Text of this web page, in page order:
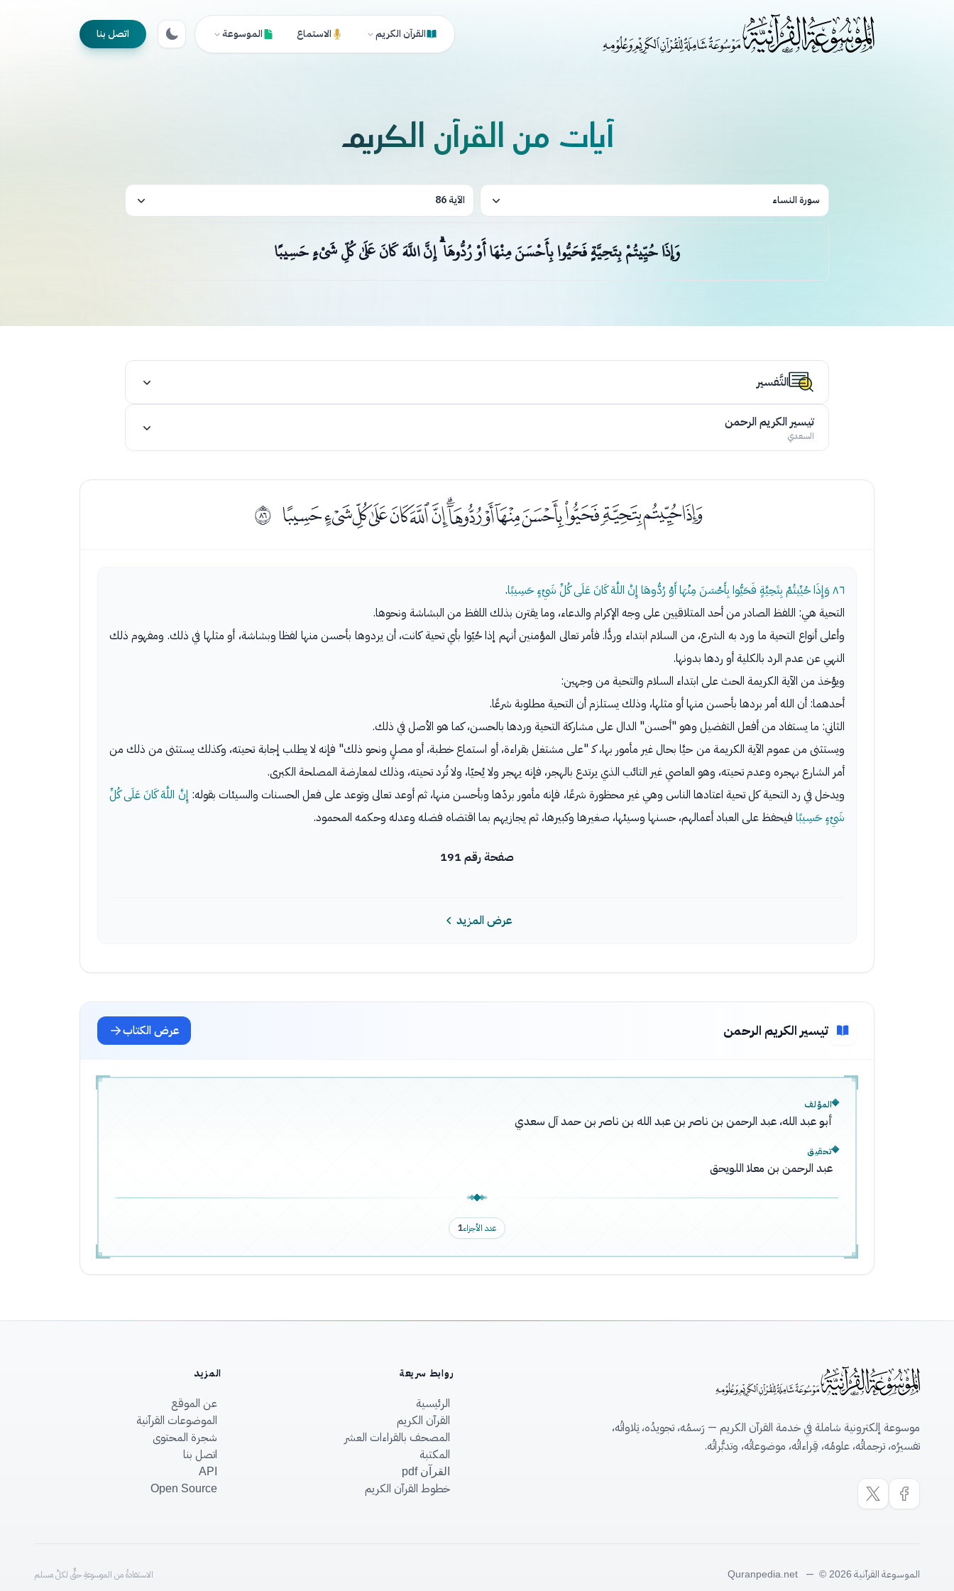
القرآن الكريم الاستماع الموسوعة اتصل بنا
آيات من القرآن الكريم
سورة النساء الآية 86
وَإِذَا حُيِّيتُمْ بِتَحِيَّةٍ فَحَيُّوا بِأَحْسَنَ مِنْهَا أَوْ رُدُّوهَا ۗ إِنَّ اللَّهَ كَانَ عَلَىٰ كُلِّ شَيْءٍ حَسِيبًا
التَّفسير
تيسير الكريم الرحمن
السعدي
ﯿﰀﰁﰂﰃﰄﰅﰆﰇﰈﰉﰊﰋﰌﰍﰎ ﱕ
٨٦ وَإِذَا حُيِّيتُمْ بِتَحِيَّةٍ فَحَيُّوا بِأَحْسَنَ مِنْهَا أَوْ رُدُّوهَا إِنَّ اللَّهَ كَانَ عَلَى كُلِّ شَيْءٍ حَسِيبًا.
التحية هي: اللفظ الصادر من أحد المتلاقيين على وجه الإكرام والدعاء، وما يقترن بذلك اللفظ من البشاشة ونحوها.
وأعلى أنواع التحية ما ورد به الشرع، من السلام ابتداء وردًّا. فأمر تعالى المؤمنين أنهم إذا حُيّوا بأي تحية كانت، أن يردوها بأحسن منها لفظا وبشاشة، أو مثلها في ذلك. ومفهوم ذلك
النهي عن عدم الرد بالكلية أو ردها بدونها.
ويؤخذ من الآية الكريمة الحث على ابتداء السلام والتحية من وجهين:
أحدهما: أن الله أمر بردها بأحسن منها أو مثلها، وذلك يستلزم أن التحية مطلوبة شرعًا.
الثاني: ما يستفاد من أفعل التفضيل وهو "أحسن" الدال على مشاركة التحية وردها بالحسن، كما هو الأصل في ذلك.
ويستثنى من عموم الآية الكريمة من حيَّا بحال غير مأمور بها، كـ "على مشتغل بقراءة، أو استماع خطبة، أو مصلٍ ونحو ذلك" فإنه لا يطلب إجابة تحيته، وكذلك يستثنى من ذلك من
أمر الشارع بهجره وعدم تحيته، وهو العاصي غير التائب الذي يرتدع بالهجر، فإنه يهجر ولا يُحيّا، ولا تُرد تحيته، وذلك لمعارضة المصلحة الكبرى.
ويدخل في رد التحية كل تحية اعتادها الناس وهي غير محظورة شرعًا، فإنه مأمور بردّها وبأحسن منها، ثم أوعد تعالى وتوعد على فعل الحسنات والسيئات بقوله: إِنَّ اللَّهَ كَانَ عَلَى كُلِّ
شَيْءٍ حَسِيبًا فيحفظ على العباد أعمالهم، حسنها وسيئها، صغيرها وكبيرها، ثم يجازيهم بما اقتضاه فضله وعدله وحكمه المحمود.
صفحة رقم 191
عرض المزيد
تيسير الكريم الرحمن عرض الكتاب
المؤلف
أبو عبد الله، عبد الرحمن بن ناصر بن عبد الله بن ناصر بن حمد آل سعدي
تحقيق
عبد الرحمن بن معلا اللويحق
عدد الأجزاء1
موسوعة إلكترونية شاملة في خدمة القرآن الكريم — رَسمُه، تجويدُه، تِلاواتُه،
تفسيرُه، ترجماتُه، علومُه، قِراءاتُه، موضوعاتُه، وتدبُّراتُه.
روابط سريعة
الرئيسية
القرآن الكريم
المصحف بالقراءات العشر
المكتبة
القرآن pdf
خطوط القرآن الكريم
المزيد
عن الموقع
الموضوعات القرآنية
شجرة المحتوى
اتصل بنا
API
Open Source
الموسوعة القرآنية Quranpedia.net — © 2026 الاستفادةُ من الموسوعةِ حقٌّ لكلِّ مسلم